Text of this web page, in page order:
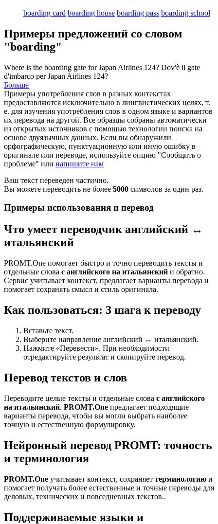
boarding card boarding house boarding pass boarding school
Примеры предложений со словом
"boarding"
Where is the boarding gate for Japan Airlines 124? Dov'è il gate
d'imbarco per Japan Airlines 124?
Больше
Примеры употребления слов в разных контекстах
предоставляются исключительно в лингвистических целях, т.
е. для изучения употребления слов в одном языке и вариантов
их перевода на другой. Все образцы собраны автоматически
из открытых источников с помощью технологии поиска на
основе двуязычных данных. Если вы обнаружили
орфографическую, пунктуационную или иную ошибку в
оригинале или переводе, используйте опцию "Сообщить о
проблеме" или напишите нам
Ваш текст переведен частично.
Вы можете переводить не более 5000 символов за один раз.
Примеры использования и перевод
Что умеет переводчик английский ↔
итальянский
PROMT.One помогает быстро и точно переводить тексты и
отдельные слова с английского на итальянский и обратно.
Сервис учитывает контекст, предлагает варианты перевода и
помогает сохранять смысл и стиль оригинала.
Как пользоваться: 3 шага к переводу
Вставьте текст.
Выберите направление английский ↔ итальянский.
Нажмите «Перевести». При необходимости
отредактируйте результат и скопируйте перевод.
Перевод текстов и слов
Переводите целые тексты и отдельные слова с английского
на итальянский. PROMT.One предлагает подходящие
варианты перевода, чтобы вы могли выбрать наиболее
точную и естественную формулировку.
Нейронный перевод PROMT: точность
и терминология
PROMT.One учитывает контекст, сохраняет терминологию и
помогает получать более естественные и точные переводы для
деловых, технических и повседневных текстов..
Поддерживаемые языки и